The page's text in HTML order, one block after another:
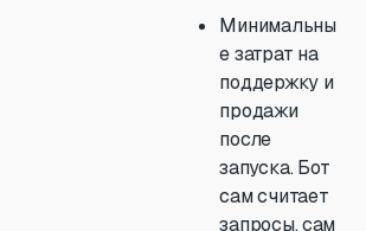
Минимальны
е затрат на
поддержку и
продажи
после
запуска. Бот
сам считает
запросы, сам